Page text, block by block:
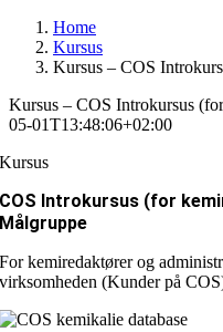
Home
Kursus
Kursus – COS
Kursus – COS Introkursus
05-01T13:48:06+02:00
Kursus
COS Introkursus (for
Målgruppe
For kemiredaktører og
virksomheden (Kunder på